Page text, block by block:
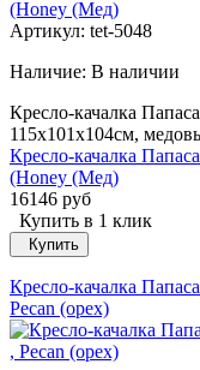
Артикул: tet-5048
Наличие: В наличии
Кресло-качалка
115х101х104см,
Кресло-качалка
(Honey (Мед)
16146 руб
Купить в 1 клик
Купить
Кресло-качалка
Pecan (орех)